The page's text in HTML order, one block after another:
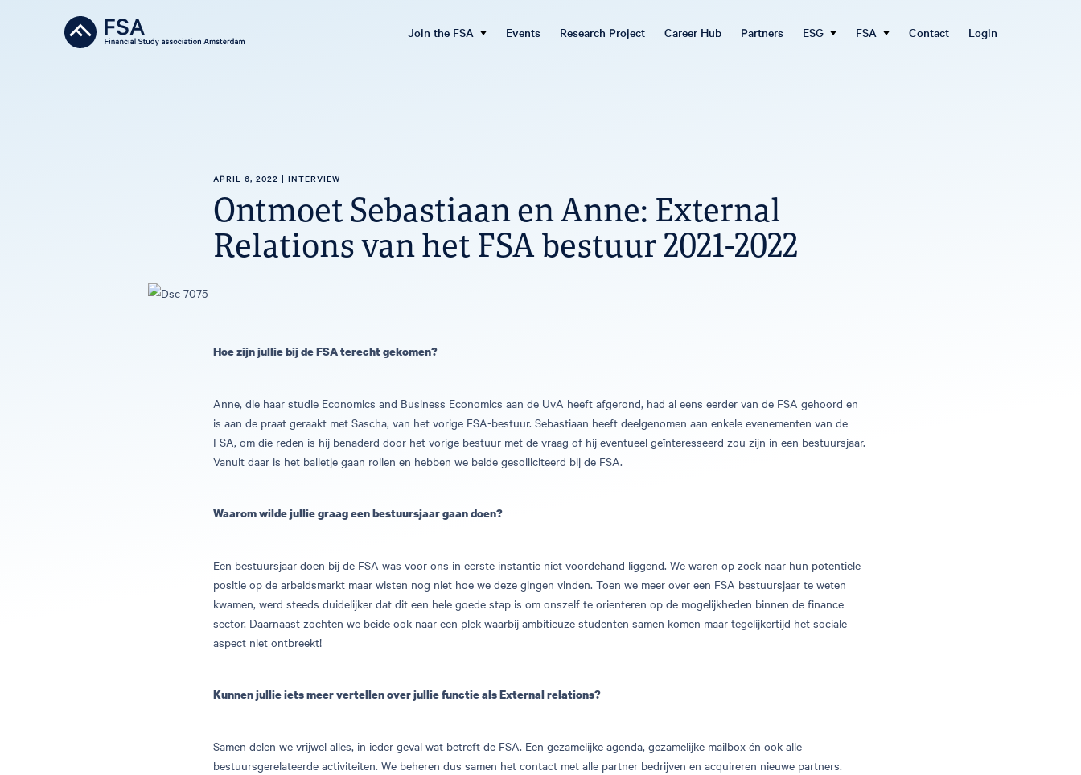
Join the FSA Events Research Project Career Hub Partners ESG FSA Contact Login
APRIL 6, 2022 |INTERVIEW
Ontmoet Sebastiaan en Anne: External
Relations van het FSA bestuur 2021-2022
Hoe zijn jullie bij de FSA terecht gekomen?
Anne, die haar studie Economics and Business Economics aan de UvA heeft afgerond, had al eens eerder van de FSA gehoord en
is aan de praat geraakt met Sascha, van het vorige FSA-bestuur. Sebastiaan heeft deelgenomen aan enkele evenementen van de
FSA, om die reden is hij benaderd door het vorige bestuur met de vraag of hij eventueel geïnteresseerd zou zijn in een bestuursjaar.
Vanuit daar is het balletje gaan rollen en hebben we beide gesolliciteerd bij de FSA.
Waarom wilde jullie graag een bestuursjaar gaan doen?
Een bestuursjaar doen bij de FSA was voor ons in eerste instantie niet voordehand liggend. We waren op zoek naar hun potentiele
positie op de arbeidsmarkt maar wisten nog niet hoe we deze gingen vinden. Toen we meer over een FSA bestuursjaar te weten
kwamen, werd steeds duidelijker dat dit een hele goede stap is om onszelf te orienteren op de mogelijkheden binnen de finance
sector. Daarnaast zochten we beide ook naar een plek waarbij ambitieuze studenten samen komen maar tegelijkertijd het sociale
aspect niet ontbreekt!
Kunnen jullie iets meer vertellen over jullie functie als External relations?
Samen delen we vrijwel alles, in ieder geval wat betreft de FSA. Een gezamelijke agenda, gezamelijke mailbox én ook alle
bestuursgerelateerde activiteiten. We beheren dus samen het contact met alle partner bedrijven en acquireren nieuwe partners.